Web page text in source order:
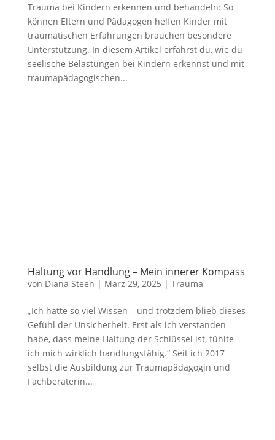
Trauma bei Kindern erkennen und behandeln: So
können Eltern und Pädagogen helfen Kinder mit
traumatischen Erfahrungen brauchen besondere
Unterstützung. In diesem Artikel erfährst du, wie du
seelische Belastungen bei Kindern erkennst und mit
traumapädagogischen...
Haltung vor Handlung – Mein innerer Kompass
von Diana Steen | März 29, 2025 | Trauma
„Ich hatte so viel Wissen – und trotzdem blieb dieses
Gefühl der Unsicherheit. Erst als ich verstanden
habe, dass meine Haltung der Schlüssel ist, fühlte
ich mich wirklich handlungsfähig.“ Seit ich 2017
selbst die Ausbildung zur Traumapädagogin und
Fachberaterin...